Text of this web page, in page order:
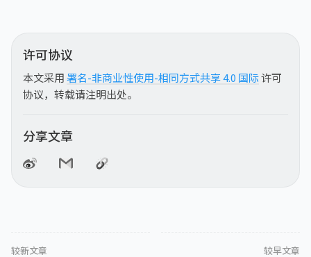
许可协议
本文采用署名-非商业性使用-相同方式共享 4.0 国际许可
协议，转载请注明出处。
分享文章
较新文章 较早文章